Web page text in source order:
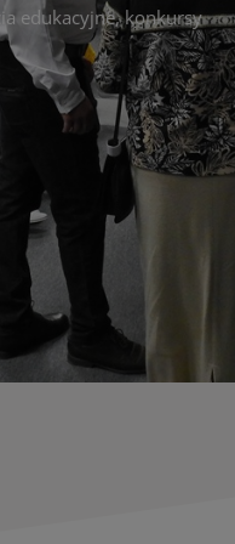
edukacyjne, konkursy
Wystawy
organizuje prezentujące
sztukę lokalnych twórców,
tematyczne. W tej sekcji
informacje o aktualnych
oraz archiwum wystaw
lat. Prezentowane
obejmują malarstwo,